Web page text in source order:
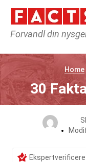
Forvandl din
Home
30